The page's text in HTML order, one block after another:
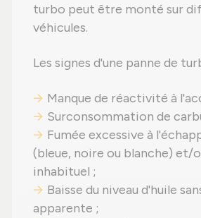
turbo peut être monté sur
véhicules.
Les signes d'une panne de
Manque de réactivité à
Surconsommation de
Fumée excessive à
(bleue, noire ou blanche) et/
inhabituel ;
Baisse du niveau d'huile
apparente ;